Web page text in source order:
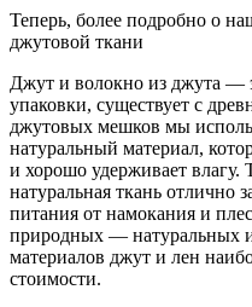
Теперь, более подробно о
джутовой ткани
Джут и волокно из джута —
упаковки, существует с
джутовых мешков мы
натуральный материал,
и хорошо удерживает влагу.
натуральная ткань отлично
питания от намокания и
природных — натуральных
материалов джут и лен
стоимости.